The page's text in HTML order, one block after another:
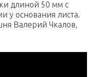
длиной 50 мм с
у основания листа.
Валерий Чкалов,